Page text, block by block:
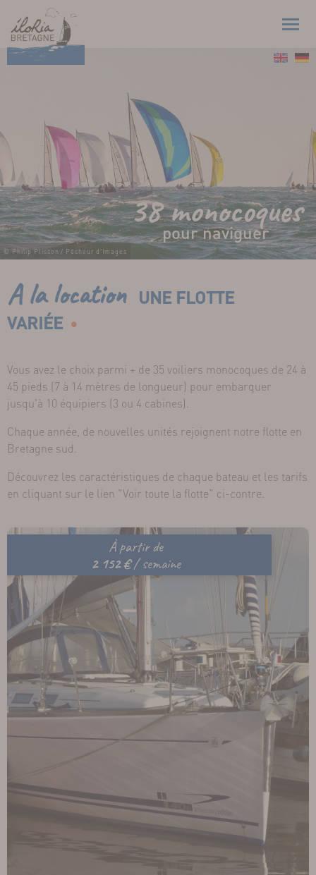
38 monocoques
pour naviguer
© Philip Plisson / Pêcheur d'Images
A la locationUNE FLOTTE
VARIÉE
Vous avez le choix parmi + de 35 voiliers monocoques de 24 à
45 pieds (7 à 14 mètres de longueur) pour embarquer
jusqu'à 10 équipiers (3 ou 4 cabines).
Chaque année, de nouvelles unités rejoignent notre flotte en
Bretagne sud.
Découvrez les caractéristiques de chaque bateau et les tarifs
en cliquant sur le lien "Voir toute la flotte" ci-contre.
À partir de
2 152 €/ semaine